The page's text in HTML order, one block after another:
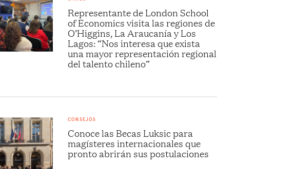
Representante de London School
of Economics visita las regiones de
O’Higgins, La Araucanía y Los
Lagos: “Nos interesa que exista
una mayor representación regional
del talento chileno”
CONSEJOS
Conoce las Becas Luksic para
magísteres internacionales que
pronto abrirán sus postulaciones